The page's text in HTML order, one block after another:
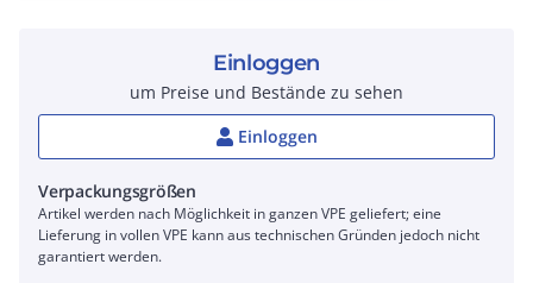
Einloggen
um Preise und Bestände zu sehen
Einloggen
Verpackungsgrößen
Artikel werden nach Möglichkeit in ganzen VPE geliefert; eine
Lieferung in vollen VPE kann aus technischen Gründen jedoch nicht
garantiert werden.